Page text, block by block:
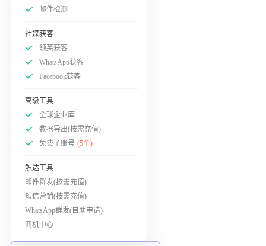
邮件检测
社媒获客
领英获客
WhatsApp获客
Facebook获客
高级工具
全球企业库
数据导出(按需充值)
免费子账号 (5个)
触达工具
邮件群发(按需充值)
短信营销(按需充值)
WhatsApp群发(自助申请)
商机中心